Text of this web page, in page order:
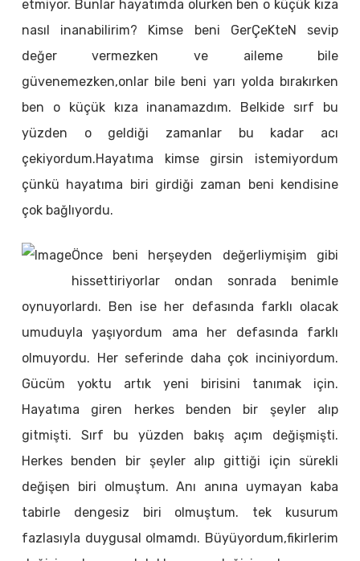
etmiyor. Bunlar hayatımda olurken ben o küçük kıza
nasıl inanabilirim? Kimse beni GerÇeKteN sevip
değer vermezken ve aileme bile
güvenemezken,onlar bile beni yarı yolda bırakırken
ben o küçük kıza inanamazdım. Belkide sırf bu
yüzden o geldiği zamanlar bu kadar acı
çekiyordum.Hayatıma kimse girsin istemiyordum
çünkü hayatıma biri girdiği zaman beni kendisine
çok bağlıyordu.
Önce beni herşeyden değerliymişim gibi
hissettiriyorlar ondan sonrada benimle
oynuyorlardı. Ben ise her defasında farklı olacak
umuduyla yaşıyordum ama her defasında farklı
olmuyordu. Her seferinde daha çok inciniyordum.
Gücüm yoktu artık yeni birisini tanımak için.
Hayatıma giren herkes benden bir şeyler alıp
gitmişti. Sırf bu yüzden bakış açım değişmişti.
Herkes benden bir şeyler alıp gittiği için sürekli
değişen biri olmuştum. Anı anına uymayan kaba
tabirle dengesiz biri olmuştum. tek kusurum
fazlasıyla duygusal olmamdı. Büyüyordum,fikirlerim